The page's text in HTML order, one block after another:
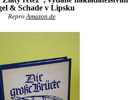
& Schade v Lipsku
ReproAmazon.de